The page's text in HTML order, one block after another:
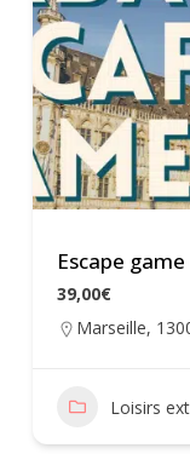
Escape
39,00€
Marseille,
Loisirs